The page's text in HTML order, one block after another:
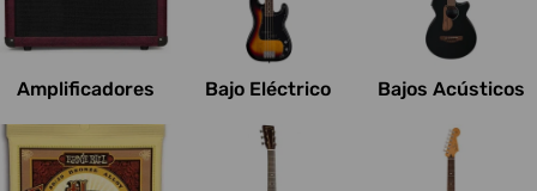
:
Amplificadores Bajo Eléctrico Bajos Acústicos